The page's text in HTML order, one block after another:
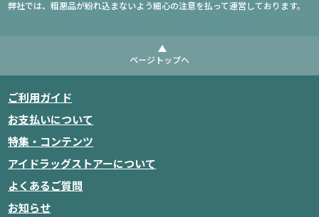
弊社では、粗悪品が紛れ込まないよう細心の注意を払って運営しております。
ページトップへ
ご利用ガイド
お支払いについて
特集・コンテンツ
アイドラッグストアーについて
よくあるご質問
お知らせ